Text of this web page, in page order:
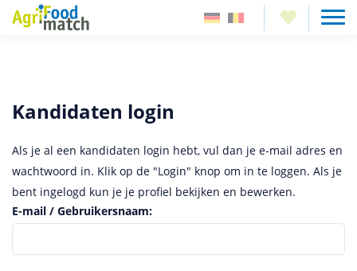
Kandidaten login
Als je al een kandidaten login hebt, vul dan je e-mail adres en
wachtwoord in. Klik op de "Login" knop om in te loggen. Als je
bent ingelogd kun je je profiel bekijken en bewerken.
E-mail / Gebruikersnaam: